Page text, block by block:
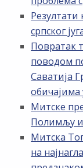
српског
Повратак
поводом
Саватија
Митске
Полимљу
Митска
на